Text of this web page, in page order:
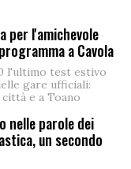
per l'amichevole
a Cavola
l'ultimo test estivo
gare ufficiali:
e a Toano
nelle parole dei
un secondo